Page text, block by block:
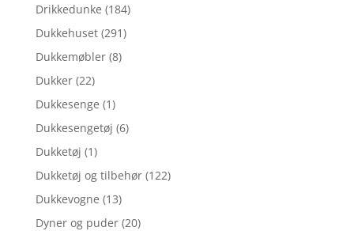
Drikkedunke (184)
Dukkehuset (291)
Dukkemøbler (8)
Dukker (22)
Dukkesenge (1)
Dukkesengetøj (6)
Dukketøj (1)
Dukketøj og tilbehør (122)
Dukkevogne (13)
Dyner og puder (20)